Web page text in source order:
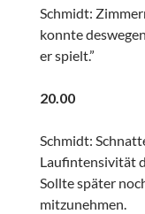
Schmidt:
konnte
er spielt.”
20.00
Schmidt:
Laufintensivität
Sollte später
mitzunehmen.